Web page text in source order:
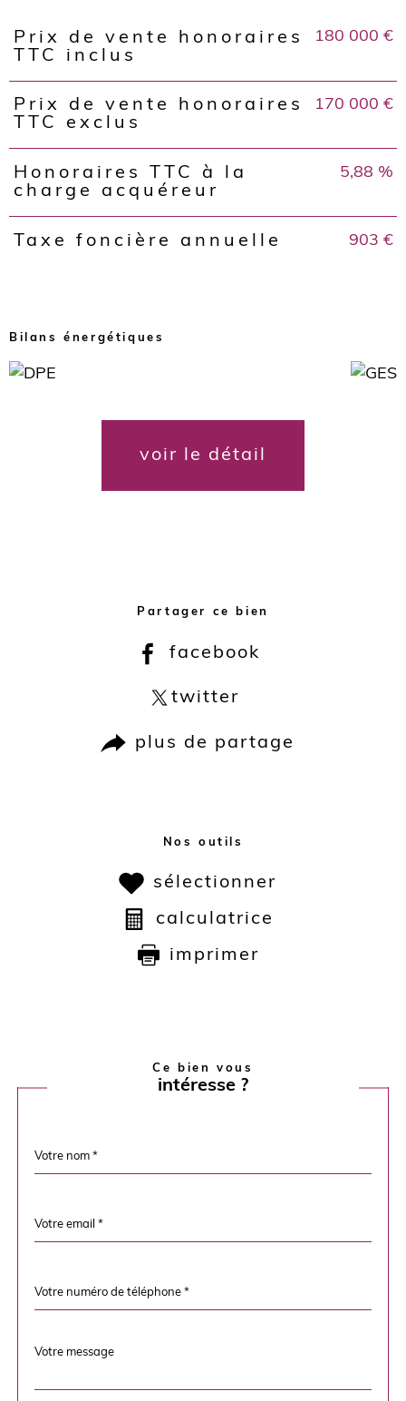
Caractéristiques Valeurs
Prix de vente honoraires
TTC inclus
180 000 €
Prix de vente honoraires
TTC exclus
170 000 €
Honoraires TTC à la
charge acquéreur
5,88 %
Taxe foncière annuelle 903 €
Bilans énergétiques
voir le détail
Partager ce bien
facebook
twitter
plus de partage
Nos outils
sélectionner
calculatrice
imprimer
Ce bien vous
intéresse ?
Fieldset
par
Nom
*
email
*
Téléphone
*
Fieldset
Message